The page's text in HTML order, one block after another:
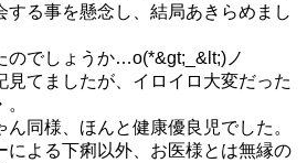
する事を懸念し、結局あきらめまし
のでしょうか…o(*&gt;_&lt;)ノ
見てましたが、イロイロ大変だった
ん同様、ほんと健康優良児でした。
による下痢以外、お医様とは無縁の